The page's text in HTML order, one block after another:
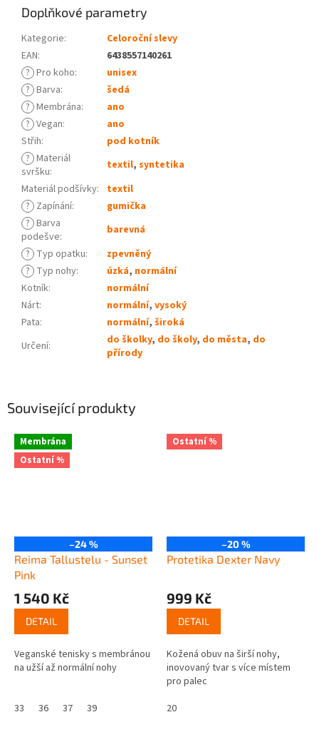
Související produkty
Membrána
Ostatní %
–24 %
Reima Tallustelu - Sunset
Pink
1 540 Kč
DETAIL
Veganské tenisky s membránou
na užší až normální nohy
33 36 37 39
Ostatní %
–20 %
Protetika Dexter Navy
999 Kč
DETAIL
Kožená obuv na širší nohy,
inovovaný tvar s více místem
pro palec
20
Doplňkové parametry
Kategorie:
Celoroční slevy
EAN:
6438557140261
? Pro koho:
unisex
? Barva:
šedá
? Membrána:
ano
? Vegan:
ano
Střih:
pod kotník
? Materiál
svršku: textil, syntetika
Materiál podšívky:
textil
? Zapínání:
gumička
? Barva
podešve:
barevná
? Typ opatku:
zpevněný
? Typ nohy: úzká, normální
Kotník:
normální
Nárt: normální, vysoký
Pata: normální, široká
Určení: do školky, do školy, do města, do
přírody